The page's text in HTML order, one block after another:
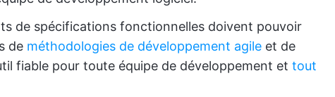
de spécifications fonctionnelles doivent pouvoir
de méthodologies de développement agile et de
fiable pour toute équipe de développement et tout